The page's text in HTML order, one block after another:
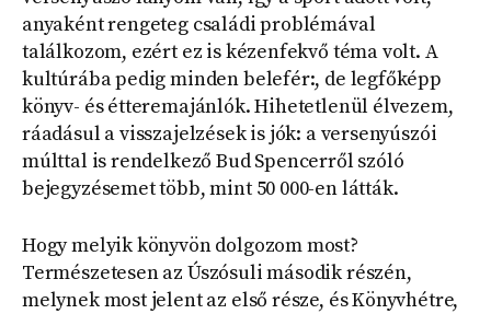
anyaként rengeteg családi problémával
találkozom, ezért ez is kézenfekvő téma volt. A
kultúrába pedig minden belefér:, de legfőképp
könyv- és étteremajánlók. Hihetetlenül élvezem,
ráadásul a visszajelzések is jók: a versenyúszói
múlttal is rendelkező Bud Spencerről szóló
bejegyzésemet több, mint 50 000-en látták.
Hogy melyik könyvön dolgozom most?
Természetesen az Úszósuli második részén,
melynek most jelent az első része, és Könyvhétre,